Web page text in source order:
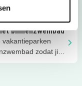
tijd
voor twee (of
rij gezet. Van
tot wakker worden
time wordt zes
zes tips!
binnenzwembad
vakantieparken
zodat jij